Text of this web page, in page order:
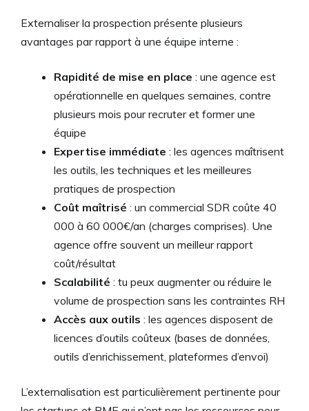
Externaliser la prospection présente plusieurs
avantages par rapport à une équipe interne :
Rapidité de mise en place : une agence est
opérationnelle en quelques semaines, contre
plusieurs mois pour recruter et former une
équipe
Expertise immédiate : les agences maîtrisent
les outils, les techniques et les meilleures
pratiques de prospection
Coût maîtrisé : un commercial SDR coûte 40
000 à 60 000€/an (charges comprises). Une
agence offre souvent un meilleur rapport
coût/résultat
Scalabilité : tu peux augmenter ou réduire le
volume de prospection sans les contraintes RH
Accès aux outils : les agences disposent de
licences d’outils coûteux (bases de données,
outils d’enrichissement, plateformes d’envoi)
L’externalisation est particulièrement pertinente pour